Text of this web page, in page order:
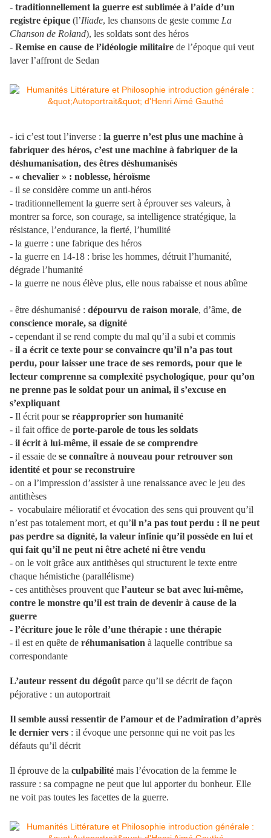
- traditionnellement la guerre est sublimée à l’aide d’un
registre épique (l’Iliade, les chansons de geste comme La
Chanson de Roland), les soldats sont des héros
- Remise en cause de l’idéologie militaire de l’époque qui veut
laver l’affront de Sedan
- ici c’est tout l’inverse : la guerre n’est plus une machine à
fabriquer des héros, c’est une machine à fabriquer de la
déshumanisation, des êtres déshumanisés
- « chevalier » : noblesse, héroïsme
- il se considère comme un anti-héros
- traditionnellement la guerre sert à éprouver ses valeurs, à
montrer sa force, son courage, sa intelligence stratégique, la
résistance, l’endurance, la fierté, l’humilité
- la guerre : une fabrique des héros
- la guerre en 14-18 : brise les hommes, détruit l’humanité,
dégrade l’humanité
- la guerre ne nous élève plus, elle nous rabaisse et nous abîme
- être déshumanisé : dépourvu de raison morale, d’âme, de
conscience morale, sa dignité
- cependant il se rend compte du mal qu’il a subi et commis
- il a écrit ce texte pour se convaincre qu’il n’a pas tout
perdu, pour laisser une trace de ses remords, pour que le
lecteur comprenne sa complexité psychologique, pour qu’on
ne prenne pas le soldat pour un animal, il s’excuse en
s’expliquant
- Il écrit pourse réapproprier son humanité
- il fait office de porte-parole de tous les soldats
- il écrit à lui-même, il essaie de se comprendre
- il essaie de se connaître à nouveau pour retrouver son
identité et pour se reconstruire
- on a l’impression d’assister à une renaissance avec le jeu des
antithèses
- vocabulaire mélioratif et évocation des sens qui prouvent qu’il
n’est pas totalement mort, et qu’il n’a pas tout perdu : il ne peut
pas perdre sa dignité, la valeur infinie qu’il possède en lui et
qui fait qu’il ne peut ni être acheté ni être vendu
- on le voit grâce aux antithèses qui structurent le texte entre
chaque hémistiche (parallélisme)
- ces antithèses prouvent que l’auteur se bat avec lui-même,
contre le monstre qu’il est train de devenir à cause de la
guerre
- l’écriture joue le rôle d’une thérapie : une thérapie
- il est en quête de réhumanisation à laquelle contribue sa
correspondante
L’auteur ressent du dégoût parce qu’il se décrit de façon
péjorative : un autoportrait
Il semble aussi ressentir de l’amour et de l’admiration d’après
le dernier vers : il évoque une personne qui ne voit pas les
défauts qu’il décrit
Il éprouve de la culpabilité mais l’évocation de la femme le
rassure : sa compagne ne peut que lui apporter du bonheur. Elle
ne voit pas toutes les facettes de la guerre.